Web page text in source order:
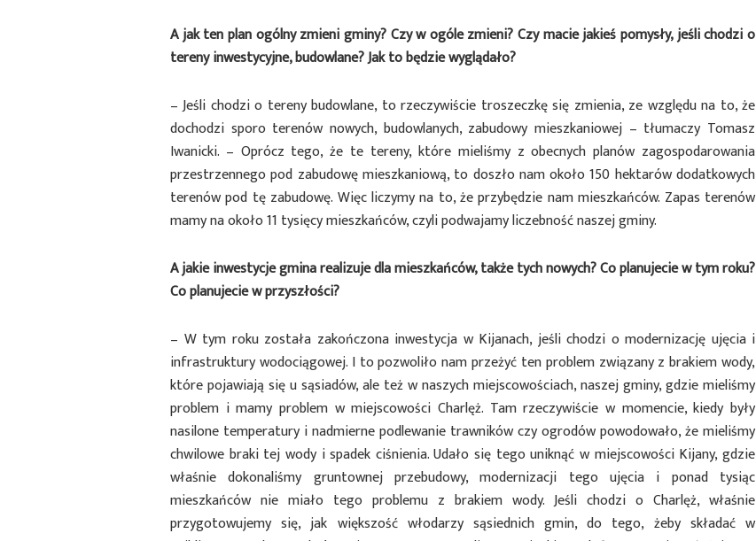
A jak ten plan ogólny zmieni gminy? Czy w ogóle zmieni? Czy macie jakieś pomysły, jeśli chodzi o
tereny inwestycyjne, budowlane? Jak to będzie wyglądało?
– Jeśli chodzi o tereny budowlane, to rzeczywiście troszeczkę się zmienia, ze względu na to, że
dochodzi sporo terenów nowych, budowlanych, zabudowy mieszkaniowej – tłumaczy Tomasz
Iwanicki. – Oprócz tego, że te tereny, które mieliśmy z obecnych planów zagospodarowania
przestrzennego pod zabudowę mieszkaniową, to doszło nam około 150 hektarów dodatkowych
terenów pod tę zabudowę. Więc liczymy na to, że przybędzie nam mieszkańców. Zapas terenów
mamy na około 11 tysięcy mieszkańców, czyli podwajamy liczebność naszej gminy.
A jakie inwestycje gmina realizuje dla mieszkańców, także tych nowych? Co planujecie w tym roku?
Co planujecie w przyszłości?
– W tym roku została zakończona inwestycja w Kijanach, jeśli chodzi o modernizację ujęcia i
infrastruktury wodociągowej. I to pozwoliło nam przeżyć ten problem związany z brakiem wody,
które pojawiają się u sąsiadów, ale też w naszych miejscowościach, naszej gminy, gdzie mieliśmy
problem i mamy problem w miejscowości Charlęż. Tam rzeczywiście w momencie, kiedy były
nasilone temperatury i nadmierne podlewanie trawników czy ogrodów powodowało, że mieliśmy
chwilowe braki tej wody i spadek ciśnienia. Udało się tego uniknąć w miejscowości Kijany, gdzie
właśnie dokonaliśmy gruntownej przebudowy, modernizacji tego ujęcia i ponad tysiąc
mieszkańców nie miało tego problemu z brakiem wody. Jeśli chodzi o Charlęż, właśnie
przygotowujemy się, jak większość włodarzy sąsiednich gmin, do tego, żeby składać w